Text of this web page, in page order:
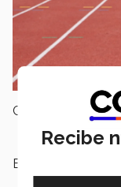
Campus:
Etiquetas:
Recibe